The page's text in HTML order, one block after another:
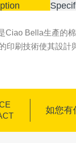
Ciao Bella生產的
印刷技術使其設計
如您有